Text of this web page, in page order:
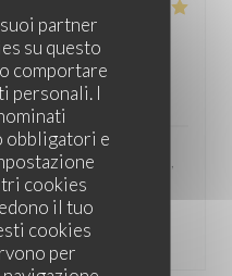
partner
su questo
comportare
personali. I
obbligatori e
cookies
il tuo
cookies
per
: 4/5 Qualità / Prezzo
le dimanche matin,
et équilibré. Et en
la plus jolie des
de deux oliviers.